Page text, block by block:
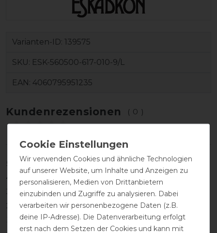
Varianten-ID: 139575
SKU: ESK-560500-617-010-9/L
EAN: 4060795951235
Kundenrezensionen (0)
5
0
4
0
3
0
2
0
1
0
Wir verwenden Cookies und ähnliche Technologien
auf unserer Website, um Inhalte und Anzeigen zu
personalisieren, Medien von Drittanbietern
einzubinden und Zugriffe zu analysieren. Dabei
verarbeiten wir personenbezogene Daten (z.B.
deine IP-Adresse). Die Datenverarbeitung erfolgt
erst nach dem Setzen der Cookies und kann mit